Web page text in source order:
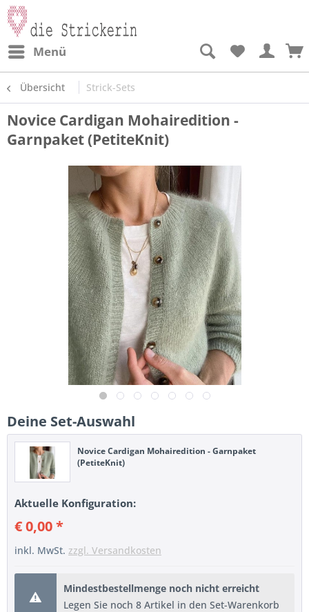
Menü
Übersicht Strick-Sets
Novice Cardigan Mohairedition -
Garnpaket (PetiteKnit)
Deine Set-Auswahl
Novice Cardigan Mohairedition - Garnpaket
(PetiteKnit)
Aktuelle Konfiguration:
€ 0,00 *
inkl. MwSt. zzgl. Versandkosten
Mindestbestellmenge noch nicht erreicht
Legen Sie noch 8 Artikel in den Set-Warenkorb